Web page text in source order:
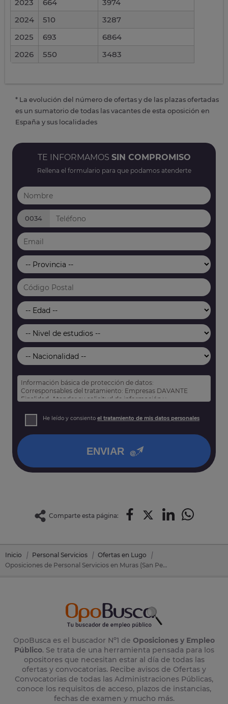
2023 664
3974
2024
510
3287
2025
693
6864
2026
550 3483
* La evolución del número de ofertas y de las plazas ofertadas
es un sumatorio de todas las vacantes de esta oposición en
España y sus localidades
TE INFORMAMOS SIN COMPROMISO
Rellena el formulario para que podamos atenderte
0034
Información básica de protección de datos:
Corresponsables del tratamiento: Empresas DAVANTE
Finalidad: Atender su solicitud de información y
Derechos: Puede acceder, rectificar y suprimir sus datos,
así como otros derechos tal y como se explica en nuestra
He leído y consiento el tratamiento de mis datos personales
ENVIAR
Comparte esta página:
Inicio Personal Servicios
Ofertas en Lugo
Oposiciones de Personal Servicios en Muras (San Pedro) (Lugo)
OpoBusca es el buscador Nº1 de Oposiciones y Empleo
Público. Se trata de una herramienta pensada para los
opositores que necesitan estar al día de todas las
ofertas y convocatorias. Recibe avisos de Ofertas y
Convocatorias de todas las Administraciones Públicas,
conoce los requisitos de acceso, plazos de instancias,
fechas de examen y mucho más.